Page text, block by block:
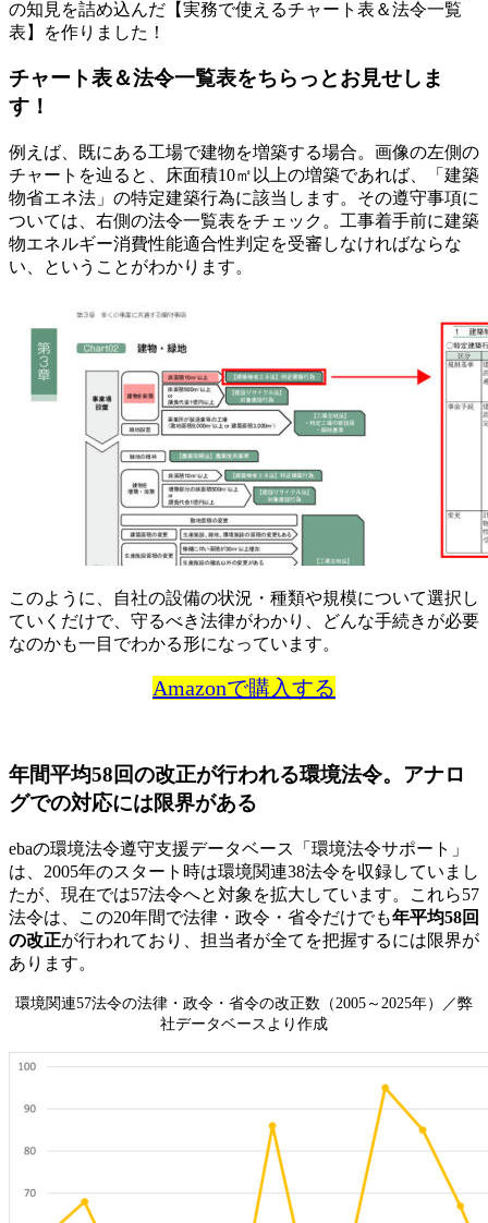
の知見を詰め込んだ【実務で使えるチャート表＆法令一覧
表】を作りました！
チャート表＆法令一覧表をちらっとお見せしま
す！
例えば、既にある工場で建物を増築する場合。画像の左側の
チャートを辿ると、床面積10㎡以上の増築であれば、「建築
物省エネ法」の特定建築行為に該当します。その遵守事項に
ついては、右側の法令一覧表をチェック。工事着手前に建築
物エネルギー消費性能適合性判定を受審しなければならな
い、ということがわかります。
このように、自社の設備の状況・種類や規模について選択し
ていくだけで、守るべき法律がわかり、どんな手続きが必要
なのかも一目でわかる形になっています。
Amazonで購入する
年間平均58回の改正が行われる環境法令。アナロ
グでの対応には限界がある
ebaの環境法令遵守支援データベース「環境法令サポート」
は、2005年のスタート時は環境関連38法令を収録していまし
たが、現在では57法令へと対象を拡大しています。これら57
法令は、この20年間で法律・政令・省令だけでも年平均58回
の改正が行われており、担当者が全てを把握するには限界が
あります。
環境関連57法令の法律・政令・省令の改正数（2005～2025年）／弊
社データベースより作成